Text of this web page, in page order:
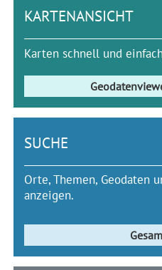
KARTENANSICHT
Karten schnell und
SUCHE
Orte, Themen, Geodaten
anzeigen.